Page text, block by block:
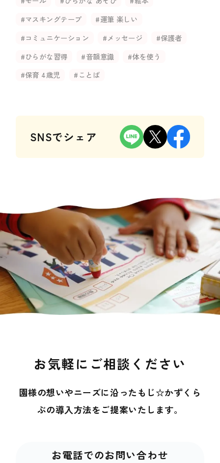
#マスキングテープ
#運筆 楽しい
#コミュニケーション
#メッセージ
#保護者
#ひらがな習得
#音韻意識
#体を使う
#保育 4歳児
#ことば
SNSでシェア
お気軽にご相談ください
園様の想いやニーズに沿ったもじ☆かずくら
ぶの導入方法をご提案いたします。
お電話でのお問い合わせ